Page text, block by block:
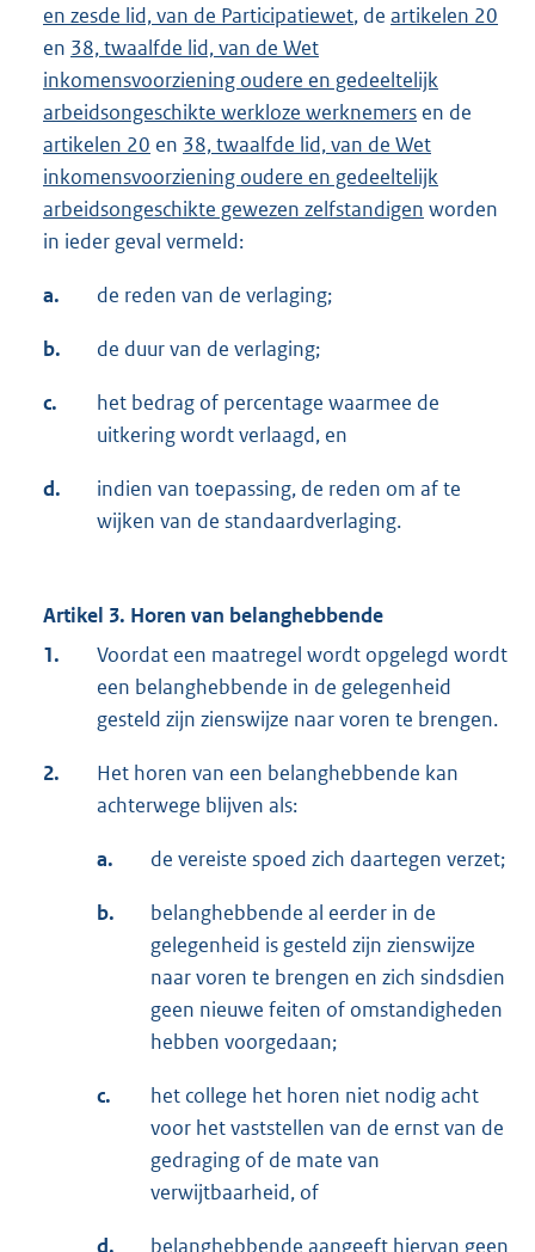
en zesde lid, van de Participatiewet, de artikelen 20
en 38, twaalfde lid, van de Wet
inkomensvoorziening oudere en gedeeltelijk
arbeidsongeschikte werkloze werknemers en de
artikelen 20 en 38, twaalfde lid, van de Wet
inkomensvoorziening oudere en gedeeltelijk
arbeidsongeschikte gewezen zelfstandigen worden
in ieder geval vermeld:
a. de reden van de verlaging;
b. de duur van de verlaging;
c.
het bedrag of percentage waarmee de
uitkering wordt verlaagd, en
d.
indien van toepassing, de reden om af te
wijken van de standaardverlaging.
Artikel 3. Horen van belanghebbende
1.
Voordat een maatregel wordt opgelegd wordt
een belanghebbende in de gelegenheid
gesteld zijn zienswijze naar voren te brengen.
2.
Het horen van een belanghebbende kan
achterwege blijven als:
a. de vereiste spoed zich daartegen verzet;
b.
belanghebbende al eerder in de
gelegenheid is gesteld zijn zienswijze
naar voren te brengen en zich sindsdien
geen nieuwe feiten of omstandigheden
hebben voorgedaan;
c.
het college het horen niet nodig acht
voor het vaststellen van de ernst van de
gedraging of de mate van
verwijtbaarheid, of
d. belanghebbende aangeeft hiervan geen